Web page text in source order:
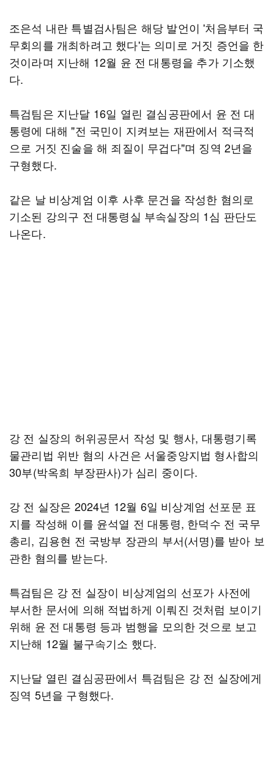
조은석 내란 특별검사팀은 해당 발언이 '처음부터 국
무회의를 개최하려고 했다'는 의미로 거짓 증언을 한
것이라며 지난해 12월 윤 전 대통령을 추가 기소했
다.
특검팀은 지난달 16일 열린 결심공판에서 윤 전 대
통령에 대해 "전 국민이 지켜보는 재판에서 적극적
으로 거짓 진술을 해 죄질이 무겁다"며 징역 2년을
구형했다.
같은 날 비상계엄 이후 사후 문건을 작성한 혐의로
기소된 강의구 전 대통령실 부속실장의 1심 판단도
나온다.
강 전 실장의 허위공문서 작성 및 행사, 대통령기록
물관리법 위반 혐의 사건은 서울중앙지법 형사합의
30부(박옥희 부장판사)가 심리 중이다.
강 전 실장은 2024년 12월 6일 비상계엄 선포문 표
지를 작성해 이를 윤석열 전 대통령, 한덕수 전 국무
총리, 김용현 전 국방부 장관의 부서(서명)를 받아 보
관한 혐의를 받는다.
특검팀은 강 전 실장이 비상계엄의 선포가 사전에
부서한 문서에 의해 적법하게 이뤄진 것처럼 보이기
위해 윤 전 대통령 등과 범행을 모의한 것으로 보고
지난해 12월 불구속기소 했다.
지난달 열린 결심공판에서 특검팀은 강 전 실장에게
징역 5년을 구형했다.